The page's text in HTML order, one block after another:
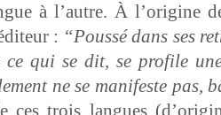
à l’autre. À l’o­rig­ine
: “Poussé dans ses
qui se dit, se pro­file
ne se man­i­feste pas,
trois langues